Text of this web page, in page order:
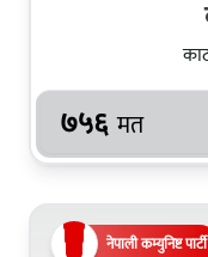
७५६ मत
नेपाली कम्युनिष्ट पार्टी